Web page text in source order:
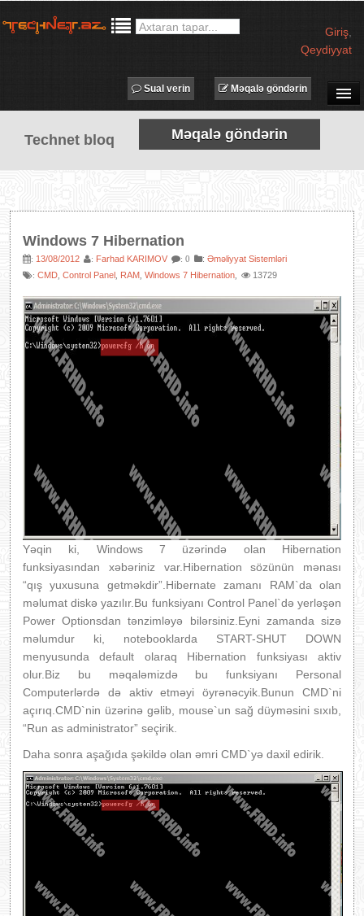
Giriş
Qeydiyyat
SUAL-CAVAB
TECHNET TV
MƏQALƏLƏR
AVADANLIQLAR
XƏBƏRLƏR
Məqalə göndərin
Sual verin
Technet bloq Məqalə göndərin
Windows 7 Hibernation
: 13/08/2012 : Farhad KARIMOV : 0 : Əməliyyat Sistemləri
: CMD Control Panel RAM Windows 7 Hibernation 13729
Yəqin ki, Windows 7 üzərində olan Hibernation
funksiyasından xəbəriniz var.Hibernation sözünün mənası
“qış yuxusuna getməkdir”.Hibernate zamanı RAM`da olan
məlumat diskə yazılır.Bu funksiyanı Control Panel`də yerləşən
Power Optionsdan tənzimləyə bilərsiniz.Eyni zamanda sizə
məlumdur ki, notebooklarda START-SHUT DOWN
menyusunda default olaraq Hibernation funksiyası aktiv
olur.Biz bu məqaləmizdə bu funksiyanı Personal
Computerlərdə də aktiv etməyi öyrənəcyik.Bunun CMD`ni
açırıq.CMD`nin üzərinə gəlib, mouse`un sağ düyməsini sıxıb,
“Run as administrator” seçirik.
Daha sonra aşağıda şəkildə olan əmri CMD`yə daxil edirik.